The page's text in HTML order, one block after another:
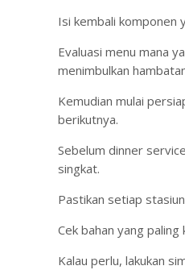
Isi kembali komponen
Evaluasi menu mana
menimbulkan
Kemudian mulai
berikutnya.
Sebelum dinner
singkat.
Pastikan setiap
Cek bahan yang paling
Kalau perlu, lakukan